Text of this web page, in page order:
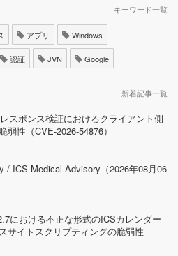
キーワード一覧
アプリ Windows
認証 JVN Google
新着記事一覧
スポンス検証におけるクライアント側
弱性（CVE-2026-54876）
/ ICS Medical Advisory（2026年08月06
における不正な形式のICSカレンダー
サイトスクリプティングの脆弱性